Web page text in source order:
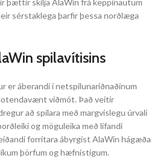
sérstaklega þarfir þessa norðlæga
spilavítisins
er áberandi í netspilunariðnaðinum
viðmót. Það veitir
að spilara með margvíslegu úrvali
og möguleika með lifandi
forritara ábyrgist AlaWin hágæða
þörfum og hæfnistigum.